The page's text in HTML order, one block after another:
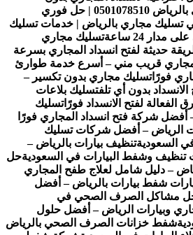
فتح انسداد المجاري بالرياض 0501078510 | حل فوري
تسليك مجاري بالرياض | خدمات تسليك
24 ساعة
تسليك مجاري
حديثة لفتح انسداد المجاري بسرعة
قريب مني – أسرع خدمة طوارئ
تسليك مجاري بدون تكسير –
بدون أي تلفتسليك بلاعات
لفتح الانسداد فورًاتسليك
24 ساعة – أفضل شركة فتح انسداد المجاري فورًا
الرياض – أفضل شركات تسليك
السعوديةتنظيف بيارات بالرياض –
وشفط البيارات في السعوديةحل
– دليل شامل لعلاج طفح المجاري
شفط بيارات بالرياض – أفضل
مشاكل الصرف الصحي في
وبيارات الرياض – أفضل حلول
شفط خزانات الصرف الصحي بالرياض